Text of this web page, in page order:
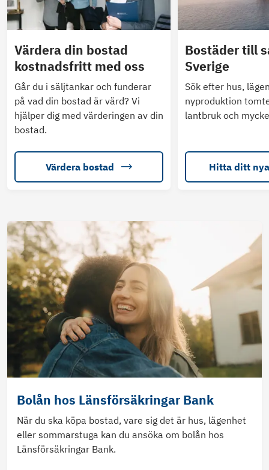
Värdera din bostad
kostnadsfritt med oss
Går du i säljtankar och funderar
på vad din bostad är värd? Vi
hjälper dig med värderingen av din
bostad.
Värdera bostad
Bostäder till
Sverige
Sök efter hus,
nyproduktion
lantbruk och
Hitta ditt
Bolån hos Länsförsäkringar Bank
När du ska köpa bostad, vare sig det är hus, lägenhet
eller sommarstuga kan du ansöka om bolån hos
Länsförsäkringar Bank.